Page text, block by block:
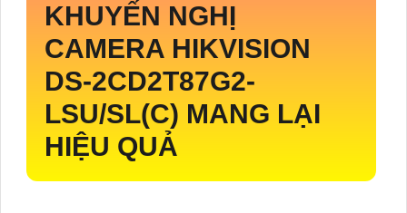
KHUYẾN NGHỊ
CAMERA HIKVISION
DS-2CD2T87G2-
LSU/SL(C) MANG LẠI
HIỆU QUẢ